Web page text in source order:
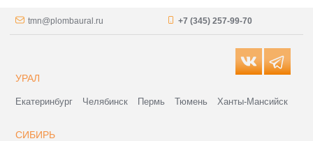
tmn@plombaural.ru +7 (345) 257-99-70
УРАЛ
Екатеринбург Челябинск Пермь Тюмень Ханты-Мансийск
СИБИРЬ